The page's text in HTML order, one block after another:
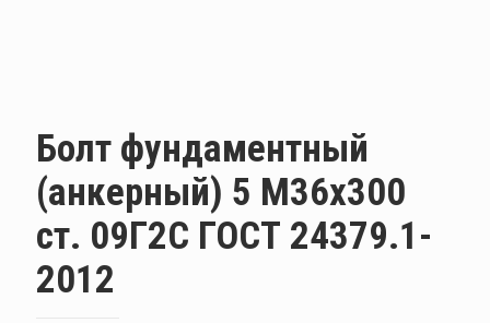
Болт фундаментный
(анкерный) 5 М36х300
ст. 09Г2С ГОСТ 24379.1-
2012